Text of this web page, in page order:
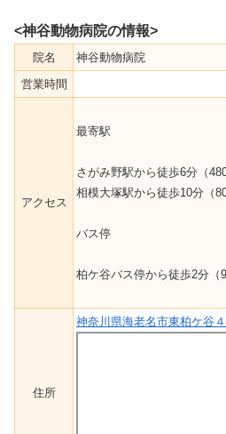
<神谷動物病院の情報>
院名
神谷動物病院
営業時間
アクセス
最寄駅
さがみ野駅から徒歩6分（
相模大塚駅から徒歩10分（
バス停
柏ケ谷バス停から徒歩2分（
住所
神奈川県海老名市東柏ケ谷